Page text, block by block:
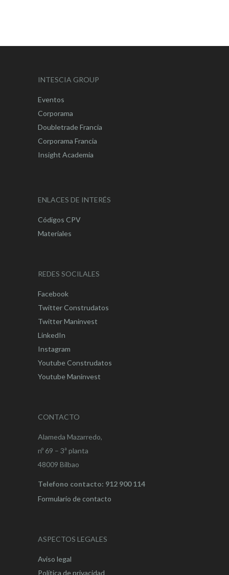
INTESCIA GROUP
Eventos
Corporama
Doubletrade Francia
Corporama Francia
Insight Academia
ENLACES DE INTERÉS
Códigos CPV
Materiales
REDES SOCILALES
Facebook
Twitter Construdatos
Twitter Maninvest
LinkedIn
Instagram
Youtube Construdatos
Youtube Maninvest
CONTACTO
Alameda Mazarredo,
nº 69 – 3ª planta
48009 Bilbao
Telefono contacto: 912 900 114
Formulario de contacto
ASPECTOS LEGALES
Aviso legal
Política de privacidad